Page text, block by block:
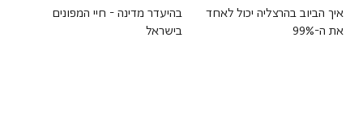
איך הביוב בהרצליה יכול לאחד
את ה-99%
בהיעדר מדינה - חיי המפונים
בישראל